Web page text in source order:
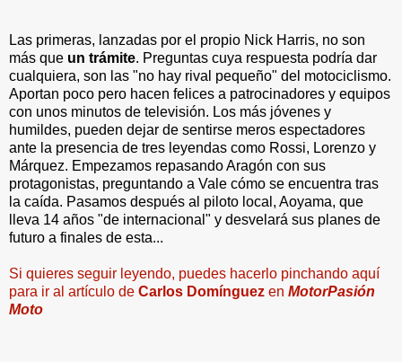
Las primeras, lanzadas por el propio Nick Harris, no son
más que un trámite. Preguntas cuya respuesta podría dar
cualquiera, son las "no hay rival pequeño" del motociclismo.
Aportan poco pero hacen felices a patrocinadores y equipos
con unos minutos de televisión. Los más jóvenes y
humildes, pueden dejar de sentirse meros espectadores
ante la presencia de tres leyendas como Rossi, Lorenzo y
Márquez. Empezamos repasando Aragón con sus
protagonistas, preguntando a Vale cómo se encuentra tras
la caída. Pasamos después al piloto local, Aoyama, que
lleva 14 años "de internacional" y desvelará sus planes de
futuro a finales de esta...
Si quieres seguir leyendo, puedes hacerlo pinchando aquí
para ir al artículo de Carlos Domínguez en MotorPasión
Moto